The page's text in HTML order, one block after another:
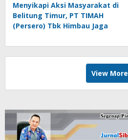
Menyikapi Aksi Masyarakat di
Belitung Timur, PT TIMAH
(Persero) Tbk Himbau Jaga
View More